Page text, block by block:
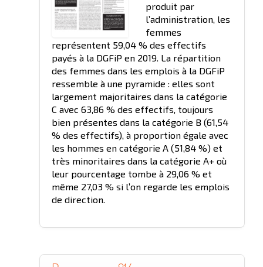
produit par
l’administration, les
femmes
représentent 59,04 % des effectifs
payés à la DGFiP en 2019. La répartition
des femmes dans les emplois à la DGFiP
ressemble à une pyramide : elles sont
largement majoritaires dans la catégorie
C avec 63,86 % des effectifs, toujours
bien présentes dans la catégorie B (61,54
% des effectifs), à proportion égale avec
les hommes en catégorie A (51,84 %) et
très minoritaires dans la catégorie A+ où
leur pourcentage tombe à 29,06 % et
même 27,03 % si l’on regarde les emplois
de direction.